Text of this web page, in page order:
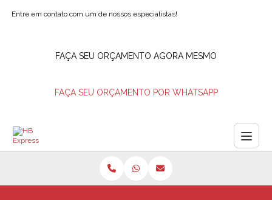
Entre em contato com um de nossos especialistas!
FAÇA SEU ORÇAMENTO AGORA MESMO
FAÇA SEU ORÇAMENTO POR WHATSAPP